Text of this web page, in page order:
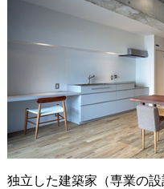
独立した建築家（専業の